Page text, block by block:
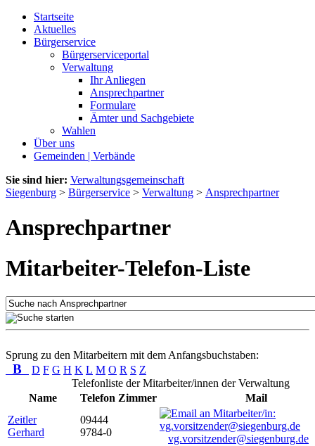
Startseite
Aktuelles
Bürgerservice
Bürgerserviceportal
Verwaltung
Ihr Anliegen
Ansprechpartner
Formulare
Ämter und Sachgebiete
Wahlen
Über uns
Gemeinden | Verbände
Sie sind hier: Verwaltungsgemeinschaft
Siegenburg > Bürgerservice > Verwaltung > Ansprechpartner
Ansprechpartner
Mitarbeiter-Telefon-Liste
Sprung zu den Mitarbeitern mit dem Anfangsbuchstaben:
B D F G H K L M O R S Z
Telefonliste der Mitarbeiter/innen der Verwaltung
Name
Telefon Zimmer
Mail
Zeitler
Gerhard
09444
9784-0
vg.vorsitzender@siegenburg.de